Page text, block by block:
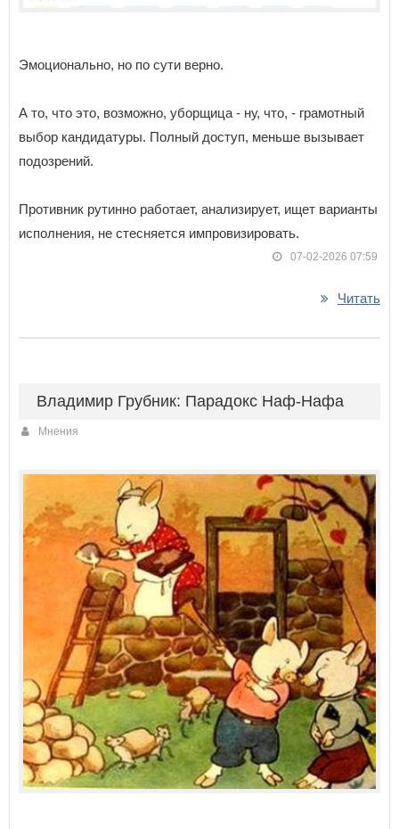
Эмоционально, но по сути верно.
А то, что это, возможно, уборщица - ну, что, - грамотный
выбор кандидатуры. Полный доступ, меньше вызывает
подозрений.
Противник рутинно работает, анализирует, ищет варианты
исполнения, не стесняется импровизировать.
07-02-2026 07:59
Читать
Владимир Грубник: Парадокс Наф-Нафа
Мнения